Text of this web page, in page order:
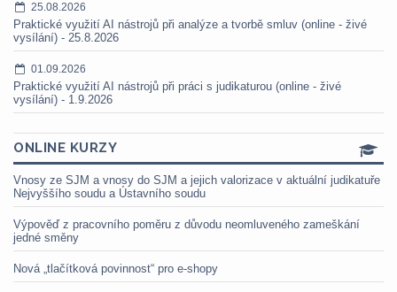
25.08.2026
Praktické využití AI nástrojů při analýze a tvorbě smluv (online - živé
vysílání) - 25.8.2026
01.09.2026
Praktické využití AI nástrojů při práci s judikaturou (online - živé
vysílání) - 1.9.2026
ONLINE KURZY
Vnosy ze SJM a vnosy do SJM a jejich valorizace v aktuální judikatuře
Nejvyššího soudu a Ústavního soudu
Výpověď z pracovního poměru z důvodu neomluveného zameškání
jedné směny
Nová „tlačítková povinnost“ pro e-shopy